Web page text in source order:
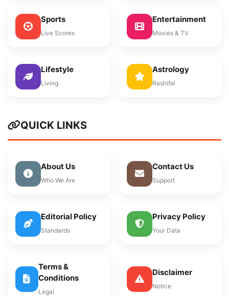
Sports
Live Scores
Entertainment
Movies & TV
Lifestyle
Living
Astrology
Rashifal
QUICK LINKS
About Us
Who We Are
Contact Us
Support
Editorial Policy
Standards
Privacy Policy
Your Data
Terms &
Conditions
Legal
Disclaimer
Notice